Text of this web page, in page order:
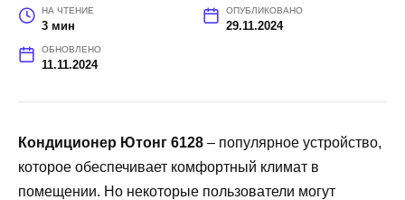
НА ЧТЕНИЕ
3 мин
ОПУБЛИКОВАНО
29.11.2024
ОБНОВЛЕНО
11.11.2024
Кондиционер Ютонг 6128 – популярное устройство,
которое обеспечивает комфортный климат в
помещении. Но некоторые пользователи могут